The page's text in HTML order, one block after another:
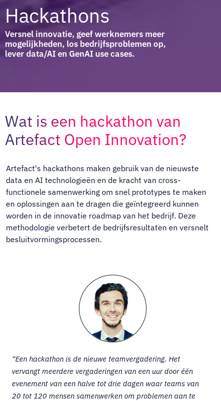
Hackathons
Versnel innovatie, geef werknemers meer
mogelijkheden, los bedrijfsproblemen op,
lever data/AI en GenAI use cases.
Wat is een hackathon van
Artefact Open Innovation?
Artefact's hackathons maken gebruik van de nieuwste
data en AI technologieën en de kracht van cross-
functionele samenwerking om snel prototypes te maken
en oplossingen aan te dragen die geïntegreerd kunnen
worden in de innovatie roadmap van het bedrijf. Deze
methodologie verbetert de bedrijfsresultaten en versnelt
besluitvormingsprocessen.
“Een hackathon is de nieuwe teamvergadering. Het
vervangt meerdere vergaderingen van een uur door één
evenement van een halve tot drie dagen waar teams van
20 tot 120 mensen samenwerken om problemen aan te